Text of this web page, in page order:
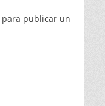
para publicar un